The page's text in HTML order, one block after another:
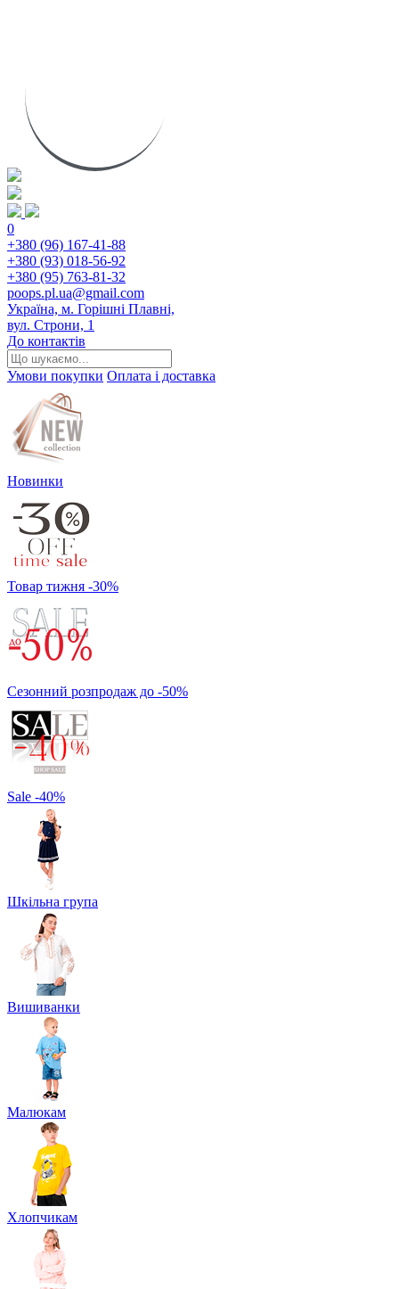
0
+380 (96) 167-41-88
+380 (93) 018-56-92
+380 (95) 763-81-32
poops.pl.ua@gmail.com
Україна, м. Горішні Плавні,
вул. Строни, 1
До контактів
Умови покупки Оплата і доставка
Новинки
Товар тижня -30%
Сезонний розпродаж до -50%
Sale -40%
Шкільна група
Вишиванки
Малюкам
Хлопчикам